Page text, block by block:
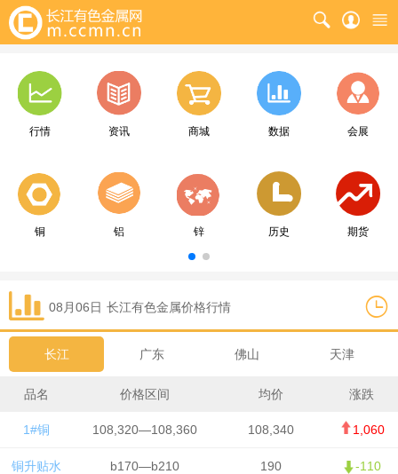
行情 资讯 商城 数据 会展
铜 铝 锌 历史 期货
08月06日 长江有色金属价格行情
长江 广东 佛山 天津
品名 价格区间 均价 涨跌
1#铜 108,320—108,360 108,340 1,060
铜升贴水 b170—b210 190 -110